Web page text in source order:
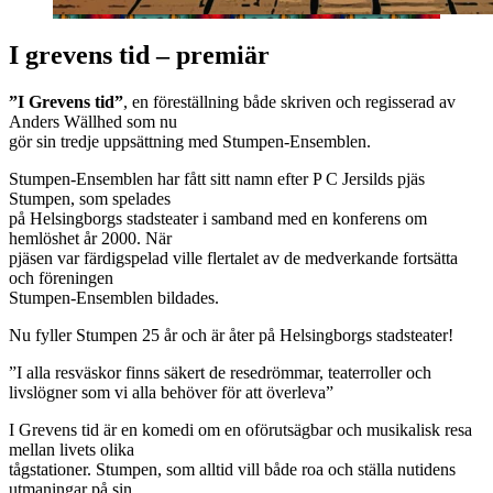
I grevens tid – premiär
”I Grevens tid”, en föreställning både skriven och regisserad av
Anders Wällhed som nu
gör sin tredje uppsättning med Stumpen-Ensemblen.
Stumpen-Ensemblen har fått sitt namn efter P C Jersilds pjäs
Stumpen, som spelades
på Helsingborgs stadsteater i samband med en konferens om
hemlöshet år 2000. När
pjäsen var färdigspelad ville flertalet av de medverkande fortsätta
och föreningen
Stumpen-Ensemblen bildades.
Nu fyller Stumpen 25 år och är åter på Helsingborgs stadsteater!
”I alla resväskor finns säkert de resedrömmar, teaterroller och
livslögner som vi alla behöver för att överleva”
I Grevens tid är en komedi om en oförutsägbar och musikalisk resa
mellan livets olika
tågstationer. Stumpen, som alltid vill både roa och ställa nutidens
utmaningar på sin